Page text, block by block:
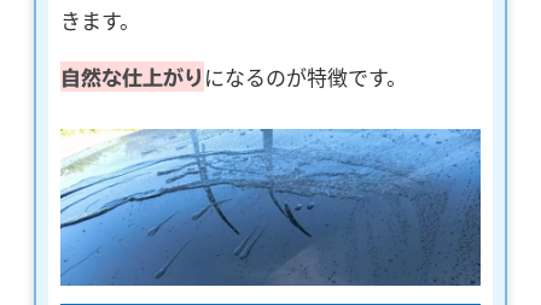
きます。
自然な仕上がり になるのが特徴です。